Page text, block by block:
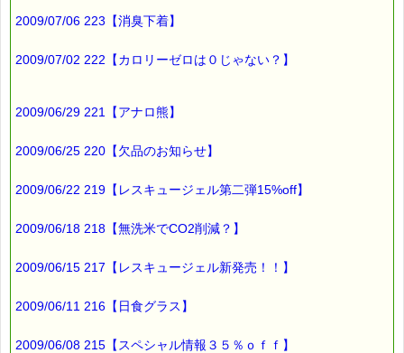
200円（1等）～50円（3等）の範囲内で割引きになります。
当たる確率は（★1等：10% ★2等：20% ★3等：70%）で
す。
す。
※携帯サイトではご利用いただけません。
詳しくは下記サイトをご覧ください。
このメールはｅパスタイムをご利用（ご注文、お問い合わせ、プ
レゼント
ルです。
∞∞∞∞∞∞∞∞∞∞∞∞∞∞∞∞∞∞∞∞∞∞∞∞∞∞∞∞∞∞∞∞∞
このメールマガジンのバックナンバーはこちらです
2009/07/06 223【消臭下着】
2009/07/02 222【カロリーゼロは０じゃない？】
2009/06/29 221【アナロ熊】
2009/06/25 220【欠品のお知らせ】
2009/06/22 219【レスキュージェル第二弾15%off】
2009/06/18 218【無洗米でCO2削減？】
2009/06/15 217【レスキュージェル新発売！！】
2009/06/11 216【日食グラス】
2009/06/08 215【スペシャル情報３５％ｏｆｆ】